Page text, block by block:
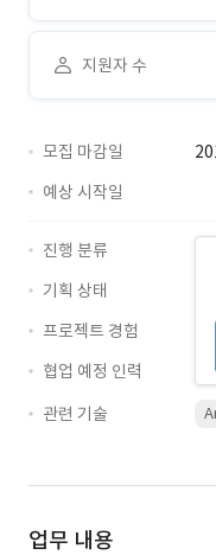
지원자 수
모집 마감일
예상 시작일
진행 분류
기획 상태
프로젝트 경험
협업 예정 인력
관련 기술
업무 내용